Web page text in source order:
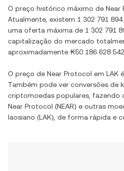
O preço histórico máximo de Near
Atualmente, existem 1 302 791 894
uma oferta máxima de 1 302 791
capitalização do mercado
aproximadamente ₭50 186 628
O preço de Near Protocol em LAK
Também pode ver conversões de
criptomoedas populares, fazendo
Near Protocol (NEAR) e outras
laosiano (LAK), de forma rápida e